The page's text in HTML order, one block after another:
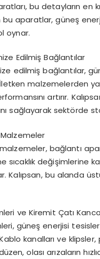
bu detayların
aparatlar, güneş
oynar.
Edilmiş Bağlantılar
edilmiş bağlantılar,
malzemelerden
artırır.
sağlayarak sektörde
Malzemeler
malzemeler, bağlantı
sıcaklık değişimlerine
Kalıpsan, bu alanda
ve Kiremit Çatı
güneş enerjisi
kanalları ve
olası arızaların